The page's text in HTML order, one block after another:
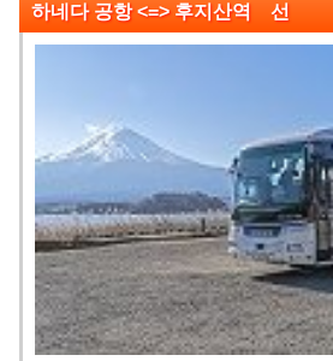
하네다 공항 <=> 후지산역 선